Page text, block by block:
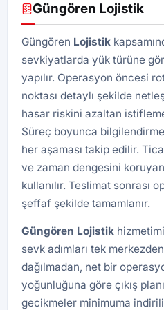
Güngören Lojistik
Güngören Lojistik
sevkiyatlarda yük türüne
yapılır. Operasyon öncesi
noktası detaylı şekilde
hasar riskini azaltan
Süreç boyunca
her aşaması takip edilir.
ve zaman dengesini
kullanılır. Teslimat sonrası
şeffaf şekilde tamamlanır.
Güngören Lojistik
sevk adımları tek
dağılmadan, net bir
yoğunluğuna göre çıkış
gecikmeler minimuma